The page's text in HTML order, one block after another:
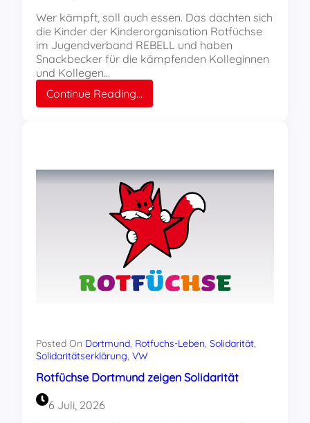
Wer kämpft, soll auch essen. Das dachten sich
die Kinder der Kinderorganisation Rotfüchse
im Jugendverband REBELL und haben
Snackbecker für die kämpfenden Kolleginnen
und Kollegen…
Continue Reading…
Arbeitskampf
für
Snackbecher
Posted On Dortmund, Rotfuchs-Leben, Solidarität
Solidaritätserklärung, VW
Rotfüchse Dortmund zeigen Solidarität
6 Juli, 2026